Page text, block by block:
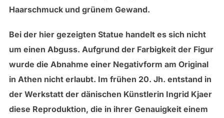
Haarschmuck und grünem Gewand.
Bei der hier gezeigten Statue handelt es sich nicht
um einen Abguss. Aufgrund der Farbigkeit der Figur
wurde die Abnahme einer Negativform am Original
in Athen nicht erlaubt. Im frühen 20. Jh. entstand in
der Werkstatt der dänischen Künstlerin Ingrid Kjaer
diese Reproduktion, die in ihrer Genauigkeit einem